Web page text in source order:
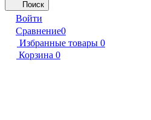
Поиск
Войти
Сравнение0
Избранные товары 0
Корзина 0